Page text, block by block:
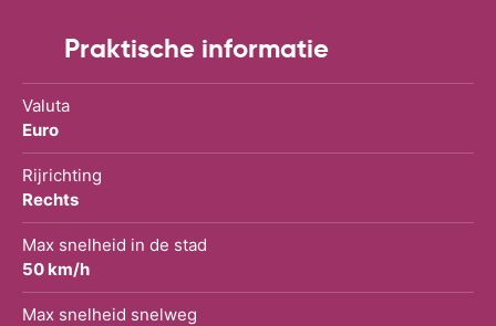
Praktische informatie
Valuta
Euro
Rijrichting
Rechts
Max snelheid in de stad
50 km/h
Max snelheid snelweg